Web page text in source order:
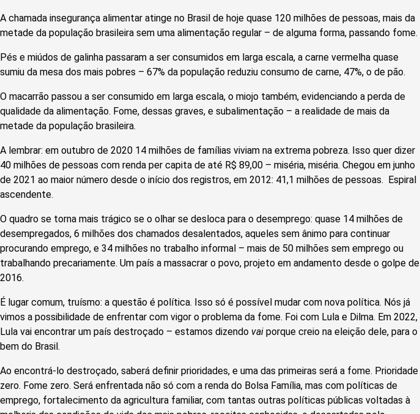
A chamada insegurança alimentar atinge no Brasil de hoje quase 120 milhões de pessoas, mais da
metade da população brasileira sem uma alimentação regular – de alguma forma, passando fome.
Pés e miúdos de galinha passaram a ser consumidos em larga escala, a carne vermelha quase
sumiu da mesa dos mais pobres – 67% da população reduziu consumo de carne, 47%, o de pão.
O macarrão passou a ser consumido em larga escala, o miojo também, evidenciando a perda de
qualidade da alimentação. Fome, dessas graves, e subalimentação – a realidade de mais da
metade da população brasileira.
A lembrar: em outubro de 2020 14 milhões de famílias viviam na extrema pobreza. Isso quer dizer
40 milhões de pessoas com renda per capita de até R$ 89,00 – miséria, miséria. Chegou em junho
de 2021 ao maior número desde o início dos registros, em 2012: 41,1 milhões de pessoas. Espiral
ascendente.
O quadro se torna mais trágico se o olhar se desloca para o desemprego: quase 14 milhões de
desempregados, 6 milhões dos chamados desalentados, aqueles sem ânimo para continuar
procurando emprego, e 34 milhões no trabalho informal – mais de 50 milhões sem emprego ou
trabalhando precariamente. Um país a massacrar o povo, projeto em andamento desde o golpe de
2016.
É lugar comum, truísmo: a questão é política. Isso só é possível mudar com nova política. Nós já
vimos a possibilidade de enfrentar com vigor o problema da fome. Foi com Lula e Dilma. Em 2022,
Lula vai encontrar um país destroçado – estamos dizendo vai porque creio na eleição dele, para o
bem do Brasil.
Ao encontrá-lo destroçado, saberá definir prioridades, e uma das primeiras será a fome. Prioridade
zero. Fome zero. Será enfrentada não só com a renda do Bolsa Família, mas com políticas de
emprego, fortalecimento da agricultura familiar, com tantas outras políticas públicas voltadas à